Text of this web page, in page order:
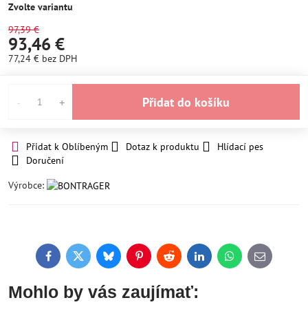
Zvolte variantu
97,39 €
93,46 €
77,24 € bez DPH
Přidat do košíku
Přidat k Oblíbeným Dotaz k produktu
Hlídací pes
Doručení
Výrobce:
FacebookTwitterBlueskyPinterestReddit LinkedInWhatsApp
E-
mail
Mohlo by vás zaujímať: